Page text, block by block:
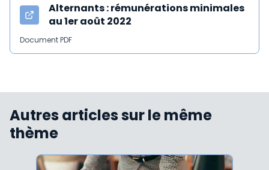
Alternants : rémunérations minimales
au 1er août 2022
Document PDF
Autres articles sur le même
thème